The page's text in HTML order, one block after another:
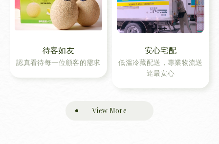
待客如友
認真看待每一位顧客的需求
安心宅配
低溫冷藏配送，專業物流送
達最安心
View More